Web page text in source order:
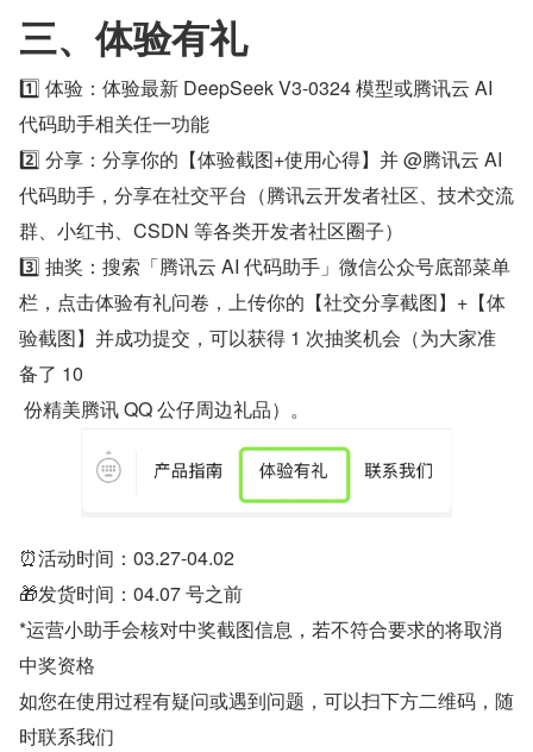
三、体验有礼
1️⃣ 体验：体验最新 DeepSeek V3-0324 模型或腾讯云 AI
代码助手相关任一功能
2️⃣ 分享：分享你的【体验截图+使用心得】并 @腾讯云 AI
代码助手，分享在社交平台（腾讯云开发者社区、技术交流
群、小红书、CSDN 等各类开发者社区圈子）
3️⃣ 抽奖：搜索「腾讯云 AI 代码助手」微信公众号底部菜单
栏，点击体验有礼问卷，上传你的【社交分享截图】+【体
验截图】并成功提交，可以获得 1 次抽奖机会（为大家准
备了 10
份精美腾讯 QQ 公仔周边礼品）。
⏰活动时间：03.27-04.02
🎁发货时间：04.07 号之前
*运营小助手会核对中奖截图信息，若不符合要求的将取消
中奖资格
如您在使用过程有疑问或遇到问题，可以扫下方二维码，随
时联系我们